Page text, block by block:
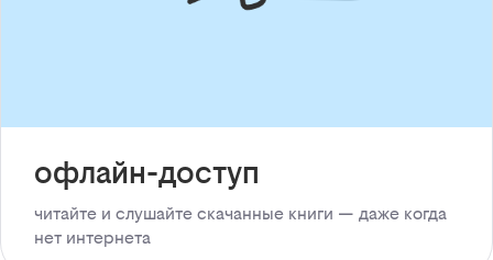
офлайн-доступ
читайте и слушайте скачанные книги — даже когда
нет интернета